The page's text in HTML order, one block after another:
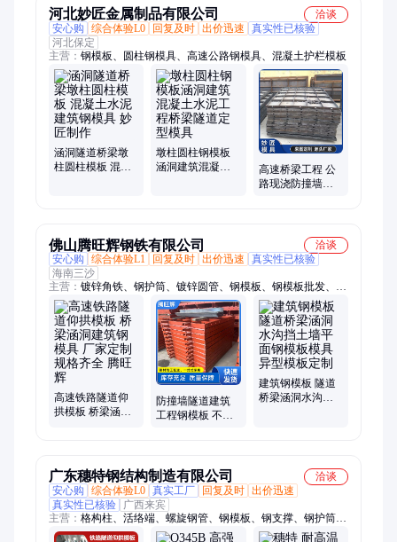
河北妙匠金属制品有限公司
洽谈
安心购
综合体验L0 回复及时 出价迅速
真实性已核验
河北保定
主营： 钢模板、圆柱钢模具、高速公路钢模具、混凝土护栏模板
涵洞隧道桥梁墩
柱圆柱模板 混凝
墩柱圆柱钢模板
涵洞建筑混凝土
高速桥梁工程 公
路现浇防撞墙钢
佛山腾旺辉钢铁有限公司
洽谈
安心购
综合体验L1 回复及时 出价迅速
真实性已核验
海南三沙
主营： 镀锌角铁、钢护筒、镀锌圆管、钢模板、钢模板批发、钢
模板定制、桥梁钢模板、圆柱型钢模板、镀锌方管、国标模板、
异型模板、预埋件、工字钢、止水套管、刚性套管、柔性套管、
钢套管、H型钢、无缝钢管、螺旋管、焊接钢管、焊管
高速铁路隧道仰
拱模板 桥梁涵洞
防撞墙隧道建筑
工程钢模板 不易
建筑钢模板 隧道
桥梁涵洞水沟挡
广东穗特钢结构制造有限公司
洽谈
安心购
综合体验L0 真实工厂 回复及时 出价迅速
真实性已核验
广西来宾
主营： 格构柱、活络端、螺旋钢管、钢模板、钢支撑、钢护筒、
钢结构、镀锌方管、黑方管、钢板、钢管桩、焊管、无缝管、预